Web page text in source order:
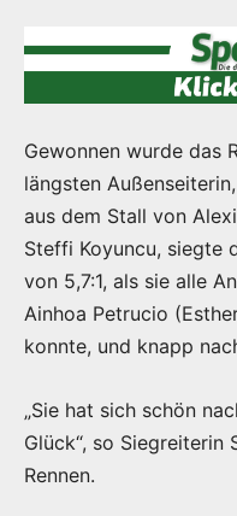
Gewonnen wurde das
längsten
aus dem Stall von
Steffi Koyuncu, siegte
von 5,7:1, als sie alle
Ainhoa Petrucio
konnte, und knapp
„Sie hat sich schön
Glück“, so Siegreiterin
Rennen.